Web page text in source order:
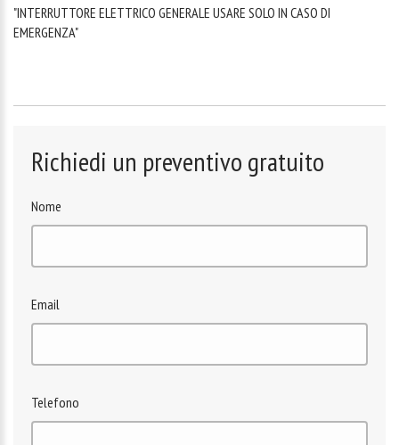
"INTERRUTTORE ELETTRICO GENERALE USARE SOLO IN CASO DI
EMERGENZA"
Richiedi un preventivo gratuito
Nome
Email
Telefono